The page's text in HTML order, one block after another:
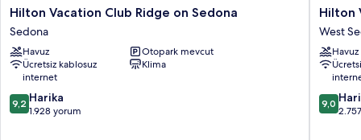
Hilton
Vacation
Club
Ridge
on
Sedona
Sedona
Hilton Vacation Club Ridge on Sedona
Sedona
Havuz
Otopark mevcut
Ücretsiz kablosuz
internet
Klima
10
üzerinden
9,2 Harika
1.928 yorum
Hilton
Vacation
Club
Sedona
Summit
West
Sedona
Hilton
West
Havuz
10
9,0